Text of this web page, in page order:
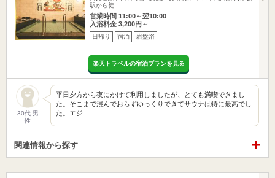
駅から徒…
営業時間 11:00～翌10:00
入浴料金 3,200円～
日帰り 宿泊 岩盤浴
楽天トラベルの宿泊プランを見る
30代 男
性
平日夕方から夜にかけて利用しましたが、とても満喫できまし
た。そこまで混んでおらずゆっくりできてサウナは特に最高でし
た。エジ…
関連情報から探す